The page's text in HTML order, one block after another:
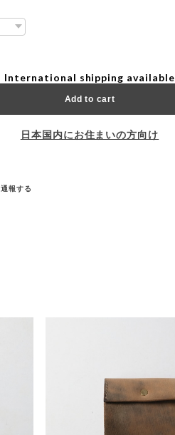
International shipping available
Add to cart
日本国内にお住まいの方向け
通報する